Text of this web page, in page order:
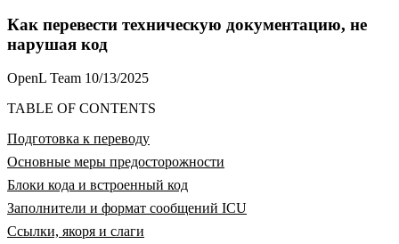
Как перевести техническую документацию, не
нарушая код
OpenL Team 10/13/2025
TABLE OF CONTENTS
Подготовка к переводу
Основные меры предосторожности
Блоки кода и встроенный код
Заполнители и формат сообщений ICU
Ссылки, якоря и слаги